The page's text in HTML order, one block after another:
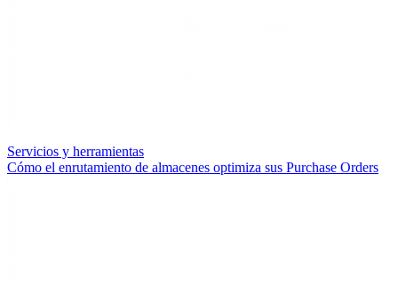
Servicios y herramientas
Cómo el enrutamiento de almacenes optimiza sus Purchase Orders